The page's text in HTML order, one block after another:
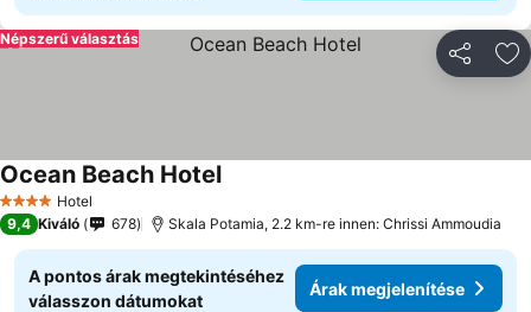
Népszerű választás
4 KategóriaHotel
Ocean Beach Hotel
9,4 Kiváló 678 Skala Potamia, 2.2 km-re innen: Chrissi Ammoudia
A pontos árak megtekintéséhez
válasszon dátumokat
Árak megjelenítése